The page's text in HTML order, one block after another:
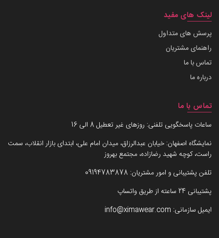
لینک های مفید
پرسش های متداول
راهنمای مشتریان
تماس با ما
درباره ما
تماس با ما
ساعات پاسخگویی تلفنی: روزهای غیر تعطیل 8 الی 16
نمایشگاه اصفهان: خیابان عبدالرزاق، میدان امام علی، ابتدای بازار انقلاب، سمت
راست، کوچه شهید رضازاده، مجتمع بهروز
تلفن پشتیبانی و امور مشتریان: 09194783878
پشتیبانی 24 ساعته از طریق واتساپ
ایمیل سازمانی: info@ximawear.com